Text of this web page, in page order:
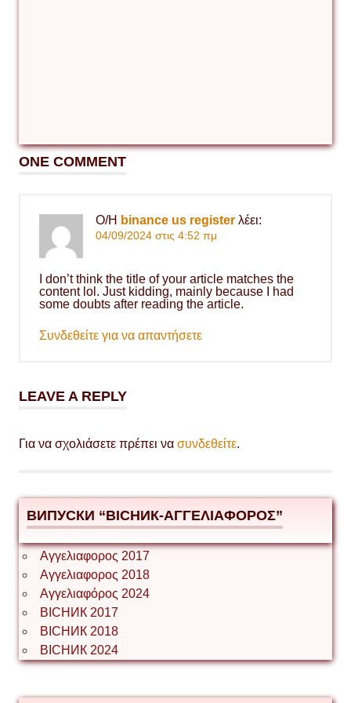
ONE COMMENT
Ο/Η binance us register λέει:
04/09/2024 στις 4:52 πμ
I don’t think the title of your article matches the
content lol. Just kidding, mainly because I had
some doubts after reading the article.
Συνδεθείτε για να απαντήσετε
LEAVE A REPLY
Για να σχολιάσετε πρέπει να συνδεθείτε.
ВИПУСКИ “ВІСНИК-ΑΓΓΕΛΙΑΦΟΡΟΣ”
Αγγελιαφορος 2017
Αγγελιαφορος 2018
Αγγελιαφόρος 2024
ВІСНИК 2017
ВІСНИК 2018
ВІСНИК 2024